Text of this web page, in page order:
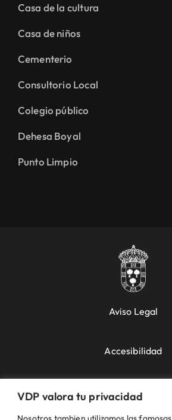
VDP valora tu privacidad
Casa de la cultura
Casa de niños
Cementerio
Consultorio Local
Colegio público
Dehesa Boyal
Punto Limpio
Aviso Legal
Accesibilidad
Política de Cookies